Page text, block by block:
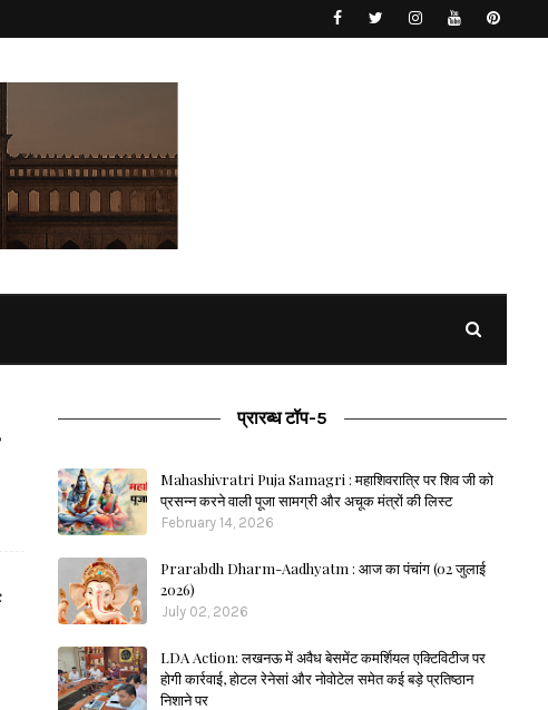
प्रारब्ध टॉप-5
Mahashivratri Puja Samagri : महाशिवरात्रि पर शिव जी को
प्रसन्न करने वाली पूजा सामग्री और अचूक मंत्रों की लिस्ट
February 14, 2026
Prarabdh Dharm-Aadhyatm : आज का पंचांग (02 जुलाई
2026)
July 02, 2026
LDA Action: लखनऊ में अवैध बेसमेंट कमर्शियल एक्टिविटीज पर
होगी कार्रवाई, होटल रेनेसां और नोवोटेल समेत कई बड़े प्रतिष्ठान
निशाने पर